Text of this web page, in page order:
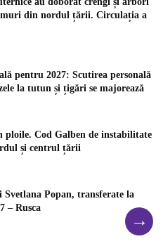
din nordul țării. Circulația a
pentru 2027: Scutirea personală
la tutun și țigări se majorează
ploile. Cod Galben de instabilitate
și centrul țării
Svetlana Popan, transferate la
– Rusca
→